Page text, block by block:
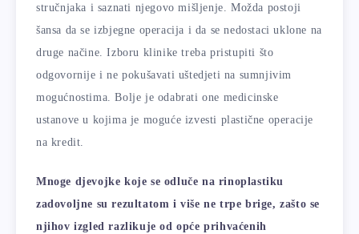
stručnjaka i saznati njegovo mišljenje. Možda postoji
šansa da se izbjegne operacija i da se nedostaci uklone na
druge načine. Izboru klinike treba pristupiti što
odgovornije i ne pokušavati uštedjeti na sumnjivim
mogućnostima. Bolje je odabrati one medicinske
ustanove u kojima je moguće izvesti plastične operacije
na kredit.
Mnoge djevojke koje se odluče na rinoplastiku
zadovoljne su rezultatom i više ne trpe brige, zašto se
njihov izgled razlikuje od opće prihvaćenih